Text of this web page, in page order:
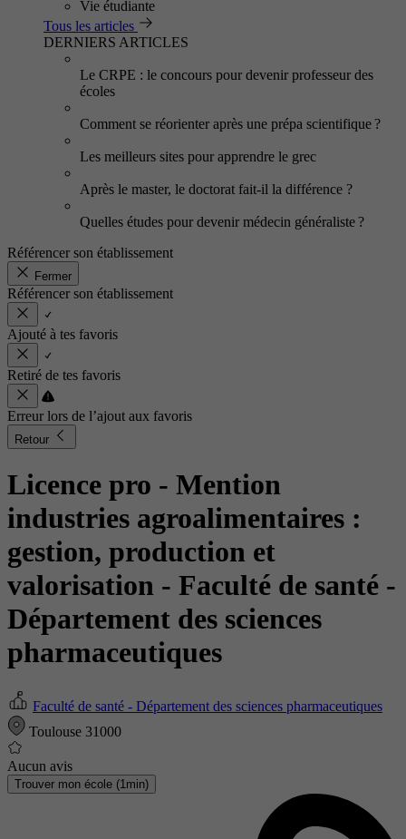
Vie étudiante
Tous les articles
DERNIERS ARTICLES
Le CRPE : le concours pour devenir professeur des
écoles
Comment se réorienter après une prépa scientifique ?
Les meilleurs sites pour apprendre le grec
Après le master, le doctorat fait-il la différence ?
Quelles études pour devenir médecin généraliste ?
Référencer son établissement
Fermer
Référencer son établissement
Ajouté à tes favoris
Retiré de tes favoris
Erreur lors de l’ajout aux favoris
Retour
Licence pro - Mention
industries agroalimentaires :
gestion, production et
valorisation - Faculté de santé -
Département des sciences
pharmaceutiques
Faculté de santé - Département des sciences pharmaceutiques
Toulouse 31000
Aucun avis
Trouver mon école (1min)